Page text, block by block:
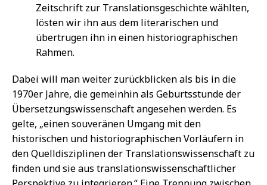
Zeitschrift zur Translationsgeschichte wählten,
lösten wir ihn aus dem literarischen und
übertrugen ihn in einen historiographischen
Rahmen.
Dabei will man weiter zurückblicken als bis in die
1970er Jahre, die gemeinhin als Geburtsstunde der
Übersetzungswissenschaft angesehen werden. Es
gelte, „einen souveränen Umgang mit den
historischen und historiographischen Vorläufern in
den Quelldisziplinen der Translationswissenschaft zu
finden und sie aus translationswissenschaftlicher